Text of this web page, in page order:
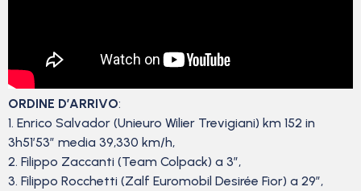
ORDINE D’ARRIVO:
1. Enrico Salvador (Unieuro Wilier Trevigiani) km 152 in
3h51’53” media 39,330 km/h,
2. Filippo Zaccanti (Team Colpack) a 3″,
3. Filippo Rocchetti (Zalf Euromobil Desirée Fior) a 29″,